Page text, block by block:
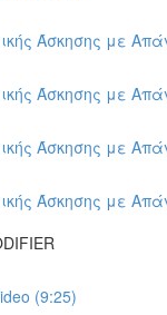
Άσκησης με
Άσκησης με
Άσκησης με
Άσκησης με
(9:25)